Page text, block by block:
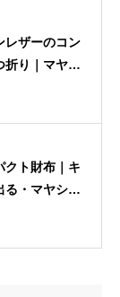
レザーのコン
折り｜マヤシ
縫い
クト財布｜キ
る・マヤショ
い